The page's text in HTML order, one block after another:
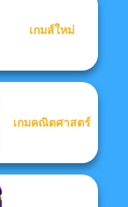
เกมส์ใหม่
เกมคณิตศาสตร์